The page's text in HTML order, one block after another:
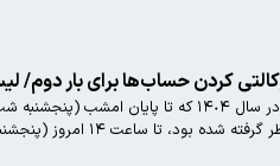
کردن حساب‌ها برای بار دوم/
١۴ امروز (پنجشنبه) تمدید شده است.